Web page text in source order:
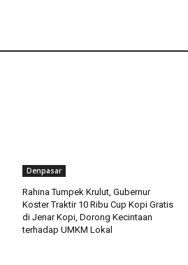
Denpasar
Rahina Tumpek Krulut, Gubernur
Koster Traktir 10 Ribu Cup Kopi Gratis
di Jenar Kopi, Dorong Kecintaan
terhadap UMKM Lokal